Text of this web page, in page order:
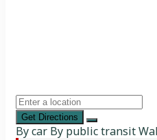
Get Directions
By car By public transit